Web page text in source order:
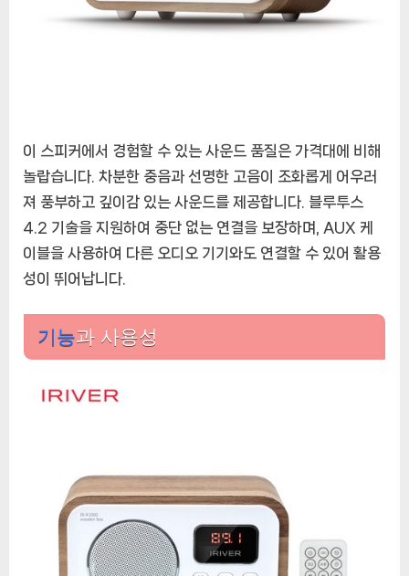
이 스피커에서 경험할 수 있는 사운드 품질은 가격대에 비해
놀랍습니다. 차분한 중음과 선명한 고음이 조화롭게 어우러
져 풍부하고 깊이감 있는 사운드를 제공합니다. 블루투스
4.2 기술을 지원하여 중단 없는 연결을 보장하며, AUX 케
이블을 사용하여 다른 오디오 기기와도 연결할 수 있어 활용
성이 뛰어납니다.
기능과 사용성